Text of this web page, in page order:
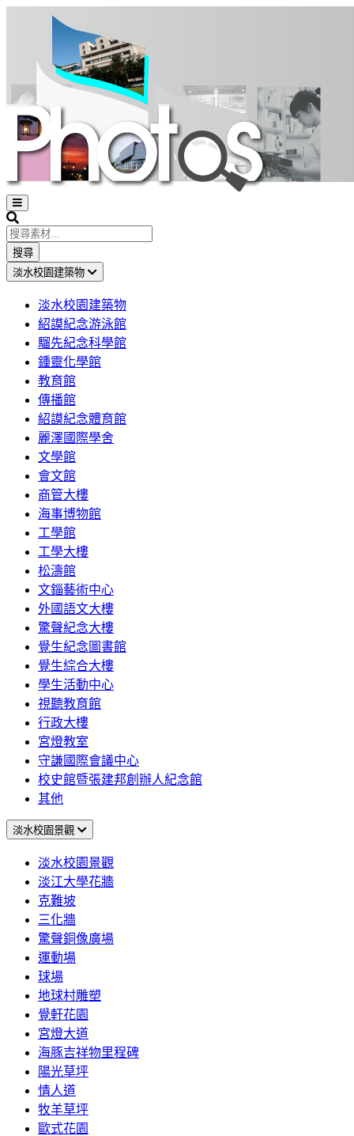
Open
sidebar
Search
搜尋
淡水校園建築物
淡水校園建築物
紹謨紀念游泳館
騮先紀念科學館
鍾靈化學館
教育館
傳播館
紹謨紀念體育館
麗澤國際學舍
文學館
會文館
商管大樓
海事博物館
工學館
工學大樓
松濤館
文錙藝術中心
外國語文大樓
驚聲紀念大樓
覺生紀念圖書館
覺生綜合大樓
學生活動中心
視聽教育館
行政大樓
宮燈教室
守謙國際會議中心
校史館暨張建邦創辦人紀念館
其他
淡水校園景觀
淡水校園景觀
淡江大學花牆
克難坡
三化牆
驚聲銅像廣場
運動場
球場
地球村雕塑
覺軒花園
宮燈大道
海豚吉祥物里程碑
陽光草坪
情人道
牧羊草坪
歐式花園